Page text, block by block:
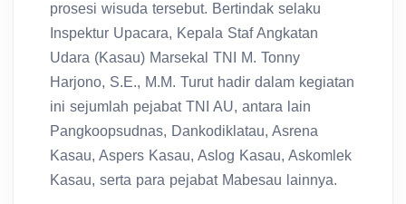
prosesi wisuda tersebut. Bertindak selaku
Inspektur Upacara, Kepala Staf Angkatan
Udara (Kasau) Marsekal TNI M. Tonny
Harjono, S.E., M.M. Turut hadir dalam kegiatan
ini sejumlah pejabat TNI AU, antara lain
Pangkoopsudnas, Dankodiklatau, Asrena
Kasau, Aspers Kasau, Aslog Kasau, Askomlek
Kasau, serta para pejabat Mabesau lainnya.